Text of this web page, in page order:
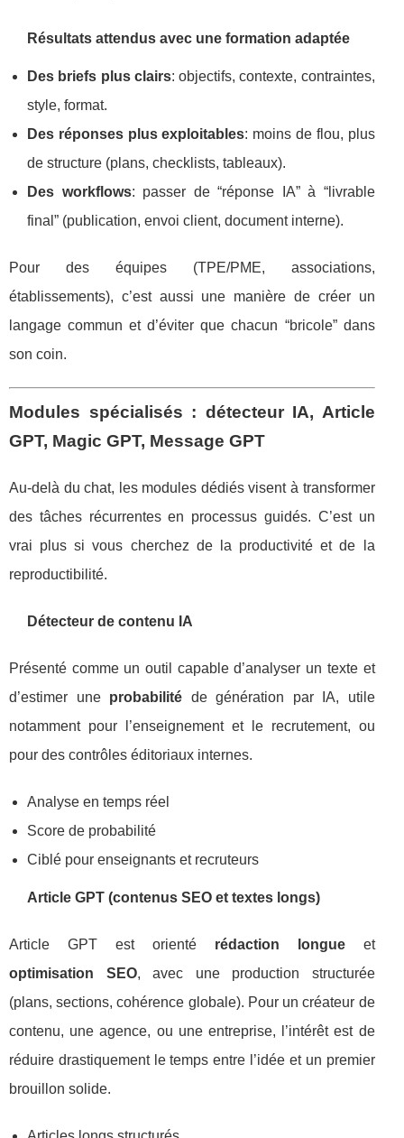
Résultats attendus avec une formation adaptée
Des briefs plus clairs: objectifs, contexte, contraintes,
style, format.
Des réponses plus exploitables: moins de flou, plus
de structure (plans, checklists, tableaux).
Des workflows: passer de “réponse IA” à “livrable
final” (publication, envoi client, document interne).
Pour des équipes (TPE/PME, associations,
établissements), c’est aussi une manière de créer un
langage commun et d’éviter que chacun “bricole” dans
son coin.
Modules spécialisés : détecteur IA, Article
GPT, Magic GPT, Message GPT
Au-delà du chat, les modules dédiés visent à transformer
des tâches récurrentes en processus guidés. C’est un
vrai plus si vous cherchez de la productivité et de la
reproductibilité.
Détecteur de contenu IA
Présenté comme un outil capable d’analyser un texte et
d’estimer une probabilité de génération par IA, utile
notamment pour l’enseignement et le recrutement, ou
pour des contrôles éditoriaux internes.
Analyse en temps réel
Score de probabilité
Ciblé pour enseignants et recruteurs
Article GPT (contenus SEO et textes longs)
Article GPT est orienté rédaction longueet
optimisation SEO, avec une production structurée
(plans, sections, cohérence globale). Pour un créateur de
contenu, une agence, ou une entreprise, l’intérêt est de
réduire drastiquement le temps entre l’idée et un premier
brouillon solide.